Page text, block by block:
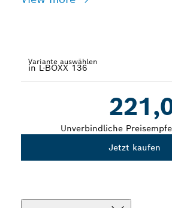
Variante auswählen
Unverbindliche
Jetzt kaufen